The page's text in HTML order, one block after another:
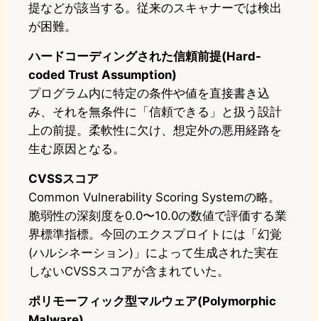
提などが該当する。従来のスキャナーでは検出
が困難。
ハードコーディングされた信頼前提(Hard-
coded Trust Assumption)
プログラム内に特定の条件や値を直接書き込
み、それを無条件に「信頼できる」と扱う設計
上の前提。柔軟性に欠け、想定外の悪用経路を
生む原因となる。
CVSSスコア
Common Vulnerability Scoring Systemの略。
脆弱性の深刻度を0.0〜10.0の数値で評価する業
界標準指標。今回のエクスプロイトには「幻覚
(ハルシネーション)」によって生成された実在
しないCVSSスコアが含まれていた。
ポリモーフィック型マルウェア(Polymorphic